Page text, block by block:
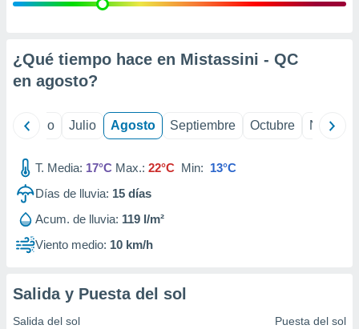
e
mediante
de
1199
¿Qué tiempo hace en Mistassini - QC
en agosto?
Junio Julio Agosto Septiembre Octubre
T. Media: 17°C Max.: 22°C Min: 13°C
Días de lluvia: 15 días
Acum. de lluvia: 119 l/m²
Viento medio: 10 km/h
Salida y Puesta del sol
Salida del sol Puesta del sol